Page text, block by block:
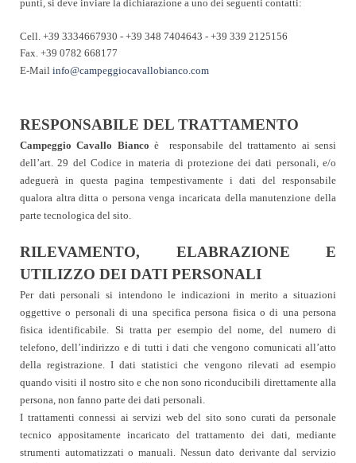
punti, si deve inviare la dichiarazione a uno dei seguenti contatti:
Cell. +39 3334667930 - +39 348 7404643 - +39 339 2125156
Fax. +39 0782 668177
E-Mail info@campeggiocavallobianco.com
RESPONSABILE DEL TRATTAMENTO
Campeggio Cavallo Bianco è responsabile del trattamento ai sensi
dell’art. 29 del Codice in materia di protezione dei dati personali, e/o
adeguerà in questa pagina tempestivamente i dati del responsabile
qualora altra ditta o persona venga incaricata della manutenzione della
parte tecnologica del sito.
RILEVAMENTO, ELABRAZIONE E
UTILIZZO DEI DATI PERSONALI
Per dati personali si intendono le indicazioni in merito a situazioni
oggettive o personali di una specifica persona fisica o di una persona
fisica identificabile. Si tratta per esempio del nome, del numero di
telefono, dell’indirizzo e di tutti i dati che vengono comunicati all’atto
della registrazione. I dati statistici che vengono rilevati ad esempio
quando visiti il nostro sito e che non sono riconducibili direttamente alla
persona, non fanno parte dei dati personali.
I trattamenti connessi ai servizi web del sito sono curati da personale
tecnico appositamente incaricato del trattamento dei dati, mediante
strumenti automatizzati o manuali. Nessun dato derivante dal servizio